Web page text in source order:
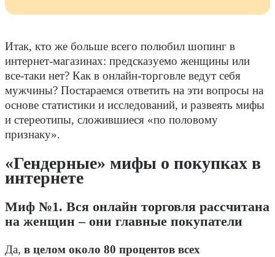
Итак, кто же больше всего полюбил шопинг в
интернет-магазинах: предсказуемо женщины или
все-таки нет? Как в онлайн-торговле ведут себя
мужчины? Постараемся ответить на эти вопросы на
основе статистики и исследований, и развеять мифы
и стереотипы, сложившиеся «по половому
признаку».
«Гендерные» мифы о покупках в
интернете
Миф №1. Вся онлайн торговля рассчитана
на женщин – они главные покупатели
Да, в целом около 80 процентов всех